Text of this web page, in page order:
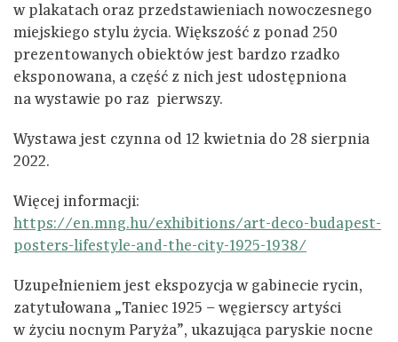
w plakatach oraz przedstawieniach nowoczesnego
miejskiego stylu życia. Większość z ponad 250
prezentowanych obiektów jest bardzo rzadko
eksponowana, a część z nich jest udostępniona
na wystawie po raz pierwszy.
Wystawa jest czynna od 12 kwietnia do 28 sierpnia
2022.
Więcej informacji:
https://en.mng.hu/exhibitions/art-deco-budapest-
posters-lifestyle-and-the-city-1925-1938/
Uzupełnieniem jest ekspozycja w gabinecie rycin,
zatytułowana „Taniec 1925 – węgierscy artyści
w życiu nocnym Paryża”, ukazująca paryskie nocne